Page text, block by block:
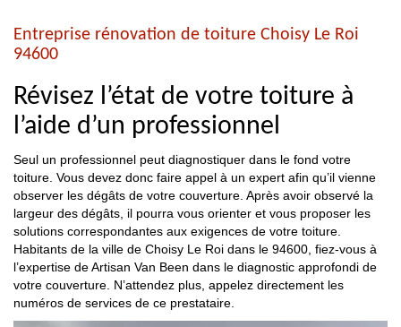
Entreprise rénovation de toiture Choisy Le Roi
94600
Révisez l’état de votre toiture à
l’aide d’un professionnel
Seul un professionnel peut diagnostiquer dans le fond votre
toiture. Vous devez donc faire appel à un expert afin qu’il vienne
observer les dégâts de votre couverture. Après avoir observé la
largeur des dégâts, il pourra vous orienter et vous proposer les
solutions correspondantes aux exigences de votre toiture.
Habitants de la ville de Choisy Le Roi dans le 94600, fiez-vous à
l’expertise de Artisan Van Been dans le diagnostic approfondi de
votre couverture. N’attendez plus, appelez directement les
numéros de services de ce prestataire.